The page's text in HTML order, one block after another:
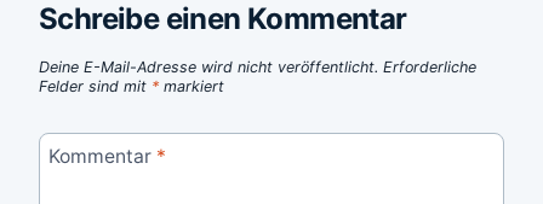
Schreibe einen Kommentar
Deine E-Mail-Adresse wird nicht veröffentlicht. Erforderliche
Felder sind mit * markiert
Kommentar *